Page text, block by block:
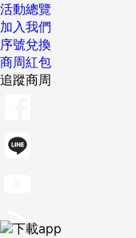
活動總覽
加入我們
序號兌換
商周紅包
追蹤商周